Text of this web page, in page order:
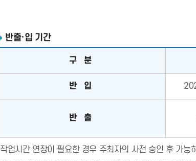
반출·입 기간
구 분
반 입
반 출
작업시간 연장이 필요한 경우 주최자의 사전 승인 후 가능